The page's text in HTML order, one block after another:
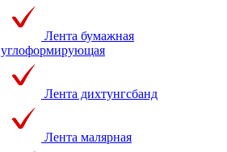
Лента бумажная
углоформирующая
Лента дихтунгсбанд
Лента малярная